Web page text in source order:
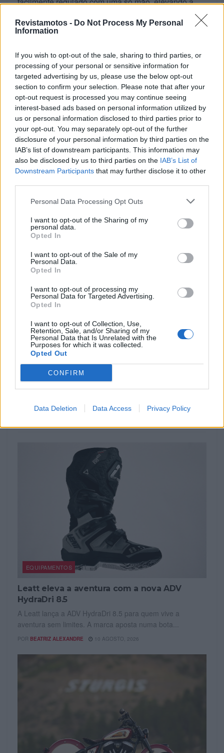
Revistamotos - Do Not Process My Personal
Information
If you wish to opt-out of the sale, sharing to third parties, or
processing of your personal or sensitive information for
targeted advertising by us, please use the below opt-out
section to confirm your selection. Please note that after your
opt-out request is processed you may continue seeing
interest-based ads based on personal information utilized by
us or personal information disclosed to third parties prior to
your opt-out. You may separately opt-out of the further
disclosure of your personal information by third parties on the
IAB’s list of downstream participants. This information may
also be disclosed by us to third parties on the IAB’s List of
Downstream Participants that may further disclose it to other
Personal Data Processing Opt Outs
I want to opt-out of the Sharing of my
personal data.
Opted In
I want to opt-out of the Sale of my
Personal Data.
Opted In
I want to opt-out of processing my
Personal Data for Targeted Advertising.
Opted In
I want to opt-out of Collection, Use,
Retention, Sale, and/or Sharing of my
Personal Data that Is Unrelated with the
Purposes for which it was collected.
Opted Out
CONFIRM
Data Deletion Data Access Privacy Policy
opcionais, como punhos aquecidos e proteções de
adversas.
oferecendo uma capacidade combinada de 57 litros,
e um top case traseiro com 49 litros adicionais,
espaço suficiente para dois capacetes. Tudo isso
o dia a dia, passeios de fim de semana e viagens
mais longas. O design exclusivo da Tiger Sport é
finalizado com detalhes interessantes e
acabamentos premium variados. As opções de cores
premium incluem um azul / cinza escuro, cinza
escuro / laranja e uma decoração branca, a um preço
ainda por desvendar. Tudo sobre a marca está
presente emtriumphmotorcycles.pt.
motos Revista Motos
Triumph Tiger Sport 660
EQUIPAMENTOS
Leatt eleva a aventura com a nova ADV
HydraDri 8.5
A Leatt lança a ADV HydraDri 8.5 para quem vive a
aventura sem limites. A marca aposta numa bota...
POR BEATRIZ ALEXANDRE 10 AGOSTO, 2026